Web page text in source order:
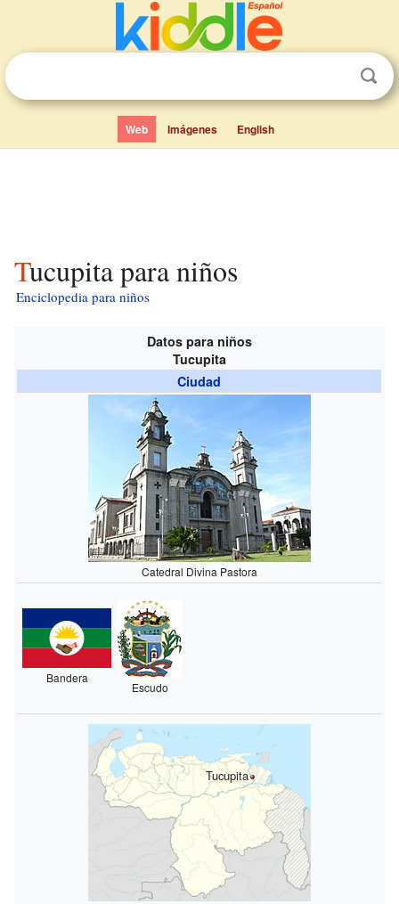
Web Imágenes English
Tucupita para niños
Enciclopedia para niños
Datos para niños
Tucupita
Ciudad
Catedral Divina Pastora
Bandera
Escudo
Tucupita